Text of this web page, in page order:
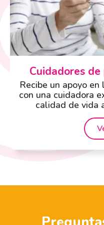
Cuidadores
Recibe un apoyo
con una cuidadora
calidad de vida